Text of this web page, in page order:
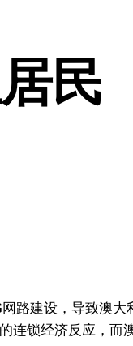
民
路建设，导致澳大
连锁经济反应，而